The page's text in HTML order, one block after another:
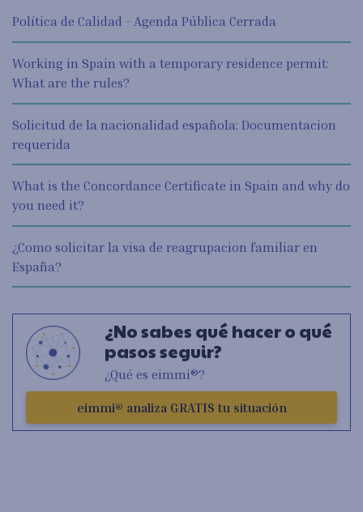
Política de Calidad - Agenda Pública Cerrada
Working in Spain with a temporary residence permit:
What are the rules?
Solicitud de la nacionalidad española: Documentacion
requerida
What is the Concordance Certificate in Spain and why do
you need it?
¿Como solicitar la visa de reagrupacion familiar en
España?
¿No sabes qué hacer o qué
pasos seguir?
¿Qué es eimmi®?
eimmi® analiza GRATIS tu situación